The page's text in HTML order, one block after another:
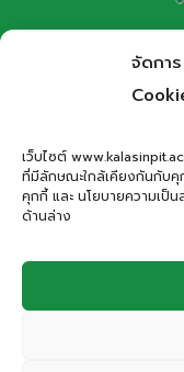
จัดกา
เว็บไซต์
ที่มีลักษณะใกล้เคียงกันกับคุ
คุกกี้ และ นโยบายความเป็
ด้านล่าง
โรงเรียนกาฬสินธุ์พิท
สำนักงานเขตพื้นที่กา
ที่อยู่: เลขที่ 66 ถนน
กาฬสินธุ์ จังหวัดกาฬ